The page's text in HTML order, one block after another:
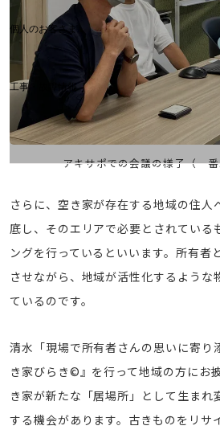
Web明細(My docomo)
個人のお客さま
NTTドコモ
OCNなど
工事・故障情報
お客さまサポートサイト
SDPFナレッジセンター
アキサポでの会議の様子（一
さらに、空き家が存在する地域の住人
底し、そのエリアで必要とされている
ングを行っているといいます。所有者
させながら、地域が活性化するような
ているのです。
清水「現場で所有者さんの思いに寄り
き家びらき©』を行って地域の方にお
き家が新たな「居場所」として生まれ
する機会があります。古きものをリサ